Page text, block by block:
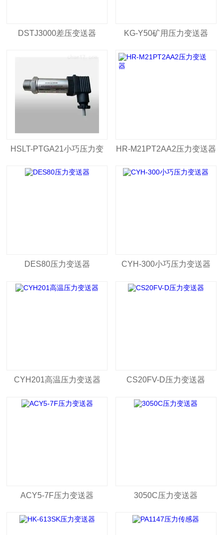
DSTJ3000差压变送器 KG-Y50矿用压力变送器
HSLT-PTGA21小巧压力变
送器
HR-M21PT2AA2压力变送器
DES80压力变送器 CYH-300小巧压力变送器
CYH201高温压力变送器 CS20FV-D压力变送器
ACY5-7F压力变送器 3050C压力变送器